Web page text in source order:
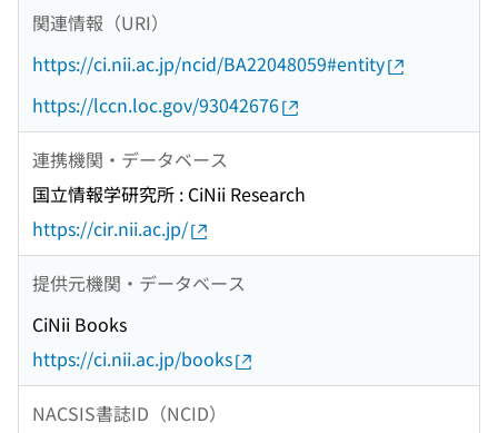
関連情報（URI）
https://ci.nii.ac.jp/ncid/BA22048059#entity
https://lccn.loc.gov/93042676
連携機関・データベース
国立情報学研究所 : CiNii Research
https://cir.nii.ac.jp/
提供元機関・データベース
CiNii Books
https://ci.nii.ac.jp/books
NACSIS書誌ID（NCID）